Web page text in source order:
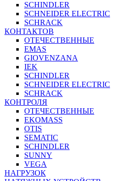
SCHINDLER
SCHNEIDER ELECTRIC
SCHRACK
КОНТАКТОВ
ОТЕЧЕСТВЕННЫЕ
EMAS
GIOVENZANA
IEK
SCHINDLER
SCHNEIDER ELECTRIC
SCHRACK
КОНТРОЛЯ
ОТЕЧЕСТВЕННЫЕ
EKOMASS
OTIS
SEMATIC
SCHINDLER
SUNNY
VEGA
НАГРУЗОК